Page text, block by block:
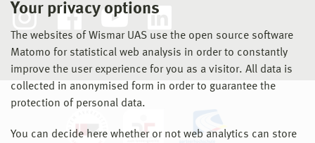
Your privacy options
The websites of Wismar UAS use the open source software
Matomo for statistical web analysis in order to constantly
improve the user experience for you as a visitor. All data is
collected in anonymised form in order to guarantee the
protection of personal data.
You can decide here whether or not web analytics can store